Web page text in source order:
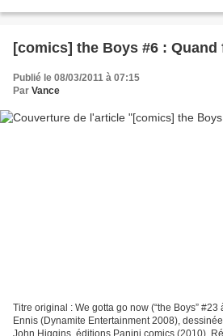
[comics] the Boys #6 :
Publié le 08/03/2011 à 07:15
Par Vance
Titre original : We gotta go now (“the Boys”
Ennis (Dynamite Entertainment 2008),
John Higgins, éditions Panini comics (2010).